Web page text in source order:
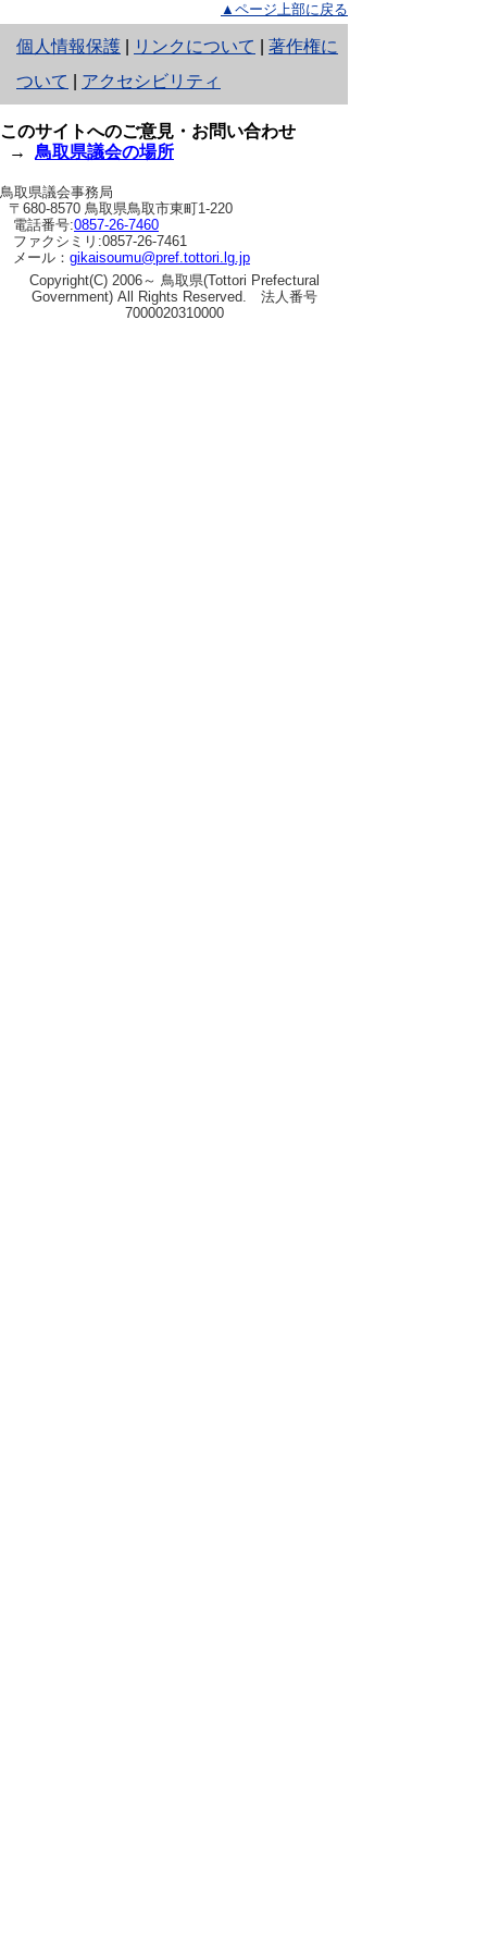
▲ページ上部に戻る
個人情報保護
と
り
ッ
へ
の
リンクについて
著作権に
ついて
アクセシビリティ
このサイトへのご意見・お問い合わせ
→ 鳥取県議会の場所
鳥取県議会事務局
〒680-8570 鳥取県鳥取市東町1-220
電話番号:0857-26-7460
ファクシミリ:0857-26-7461
メール： gikaisoumu@pref.tottori.lg.jp
Copyright(C) 2006～ 鳥取県(Tottori Prefectural
Government) All Rights Reserved. 法人番号
7000020310000